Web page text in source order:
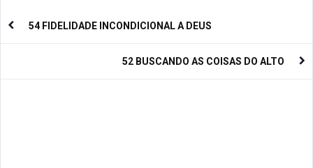
54 FIDELIDADE INCONDICIONAL A DEUS
52 BUSCANDO AS COISAS DO ALTO